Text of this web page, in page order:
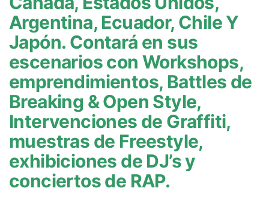
Argentina, Ecuador, Chile Y
Japón. Contará en sus
escenarios con Workshops,
emprendimientos, Battles de
Breaking & Open Style,
Intervenciones de Graffiti,
muestras de Freestyle,
exhibiciones de DJ’s y
conciertos de RAP.